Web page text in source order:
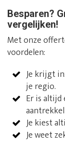
Besparen?
vergelijken!
Met onze
voordelen:
Je krijgt
je regio.
Er is
Je kiest
Je weet